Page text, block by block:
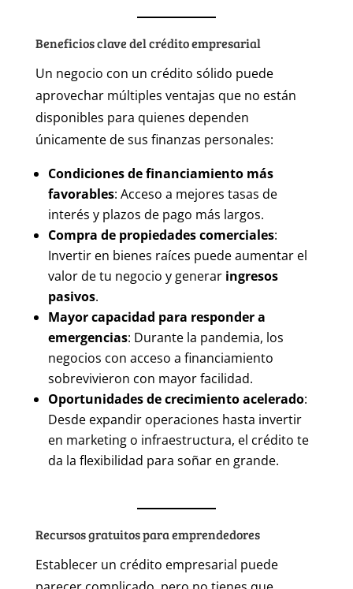
Beneficios clave del crédito empresarial
Un negocio con un crédito sólido puede
aprovechar múltiples ventajas que no están
disponibles para quienes dependen
únicamente de sus finanzas personales:
Condiciones de financiamiento más
favorables: Acceso a mejores tasas de
interés y plazos de pago más largos.
Compra de propiedades comerciales:
Invertir en bienes raíces puede aumentar el
valor de tu negocio y generar ingresos
pasivos.
Mayor capacidad para responder a
emergencias: Durante la pandemia, los
negocios con acceso a financiamiento
sobrevivieron con mayor facilidad.
Oportunidades de crecimiento acelerado:
Desde expandir operaciones hasta invertir
en marketing o infraestructura, el crédito te
da la flexibilidad para soñar en grande.
Recursos gratuitos para emprendedores
Establecer un crédito empresarial puede